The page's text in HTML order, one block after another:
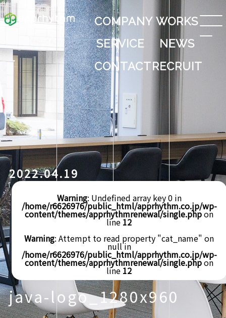
COMPANY WORKS
SERVICE
NEWS
CONTACTRECRUIT
2022.04.19
Warning: Undefined array key 0 in
/home/r6626976/public_html/apprhythm.co.jp/wp-
content/themes/apprhythmrenewal/single.phpon
line 12
Warning: Attempt to read property "cat_name" on
null in
/home/r6626976/public_html/apprhythm.co.jp/wp-
content/themes/apprhythmrenewal/single.phpon
line 12
java-logo_1280x960